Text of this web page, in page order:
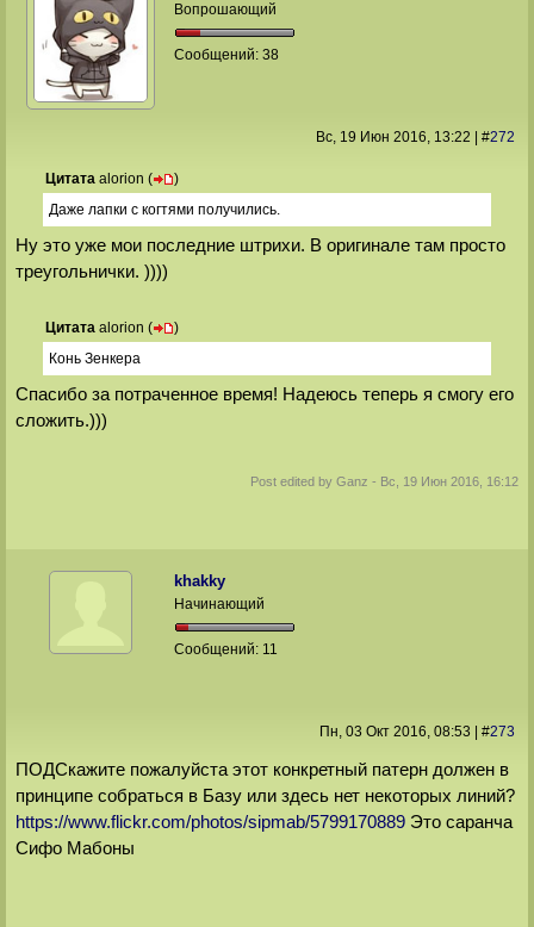
Вопрошающий
Сообщений:38
Вс, 19 Июн 2016, 13:22 #272
Цитата alorion (
)
Даже лапки с когтями получились.
Ну это уже мои последние штрихи. В оригинале там просто
треугольнички. ))))
Цитата alorion (
)
Конь Зенкера
Спасибо за потраченное время! Надеюсь теперь я смогу его
сложить.)))
Post edited byGanz - Вс, 19 Июн 2016, 16:12
khakky
Начинающий
Сообщений: 11
Пн, 03 Окт 2016, 08:53 #273
ПОДСкажите пожалуйста этот конкретный патерн должен в
принципе собраться в Базу или здесь нет некоторых линий?
https://www.flickr.com/photos/sipmab/5799170889Это саранча
Сифо Мабоны